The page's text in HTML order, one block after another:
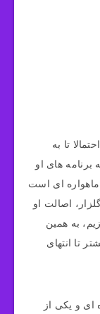
تا به
برنامه‌ های او
ای است
اصالت او
به همین
تا انتهای
ای و یکی از